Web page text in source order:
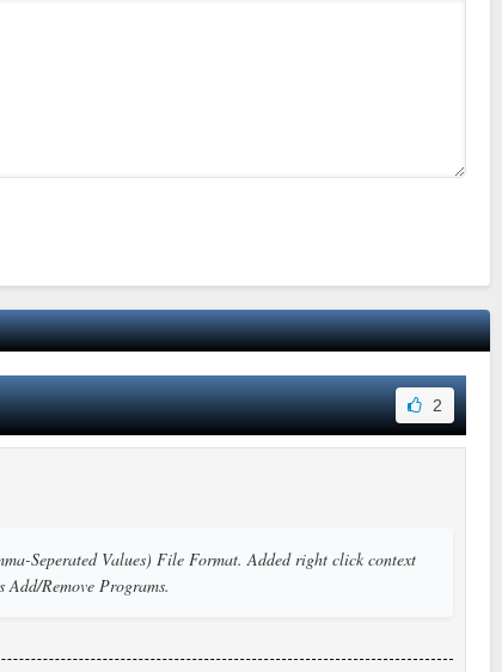
2
Seperated Values) File Format. Added right click context
Remove Programs.